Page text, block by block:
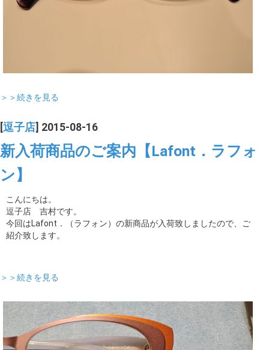
＞＞続きを見る
逗子店 ] 2015-08-16
新入荷商品のご案内【Lafont．ラフォ
ン】
こんにちは。
逗子店 吉村です。
今回はLafont．（ラフォン）の新商品が入荷致しましたので、ご
紹介致します。
＞＞続きを見る